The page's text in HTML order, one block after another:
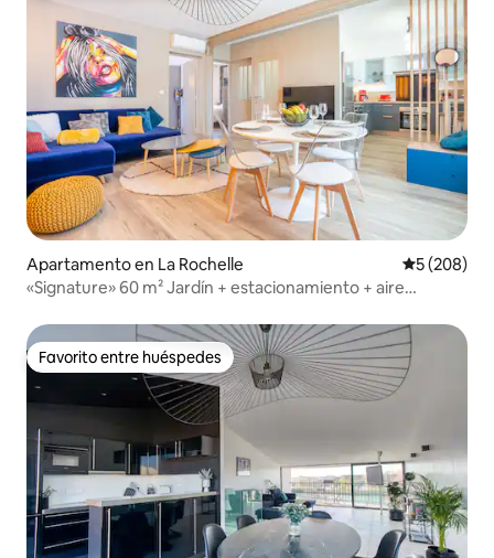
Apartamento en La Rochelle Calificación
5 (208)
«Signature» 60 m² Jardín + estacionamiento + aire
Favorito entre huéspedes
Favorito entre huéspedes